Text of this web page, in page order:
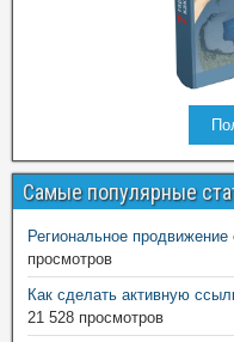
Самые популярные
Региональное
просмотров
Как сделать активную
21 528 просмотров